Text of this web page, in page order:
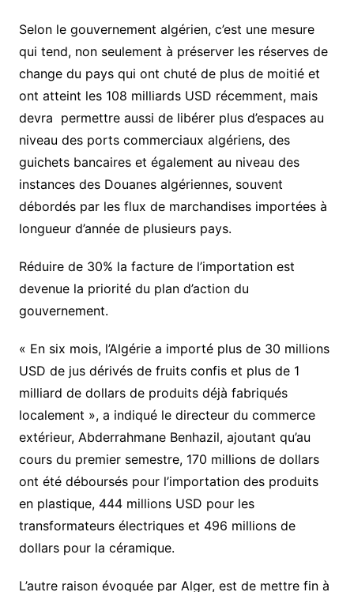
Selon le gouvernement algérien, c’est une mesure
qui tend, non seulement à préserver les réserves de
change du pays qui ont chuté de plus de moitié et
ont atteint les 108 milliards USD récemment, mais
devra permettre aussi de libérer plus d’espaces au
niveau des ports commerciaux algériens, des
guichets bancaires et également au niveau des
instances des Douanes algériennes, souvent
débordés par les flux de marchandises importées à
longueur d’année de plusieurs pays.
Réduire de 30% la facture de l’importation est
devenue la priorité du plan d’action du
gouvernement.
« En six mois, l’Algérie a importé plus de 30 millions
USD de jus dérivés de fruits confis et plus de 1
milliard de dollars de produits déjà fabriqués
localement », a indiqué le directeur du commerce
extérieur, Abderrahmane Benhazil, ajoutant qu’au
cours du premier semestre, 170 millions de dollars
ont été déboursés pour l’importation des produits
en plastique, 444 millions USD pour les
transformateurs électriques et 496 millions de
dollars pour la céramique.
L’autre raison évoquée par Alger, est de mettre fin à